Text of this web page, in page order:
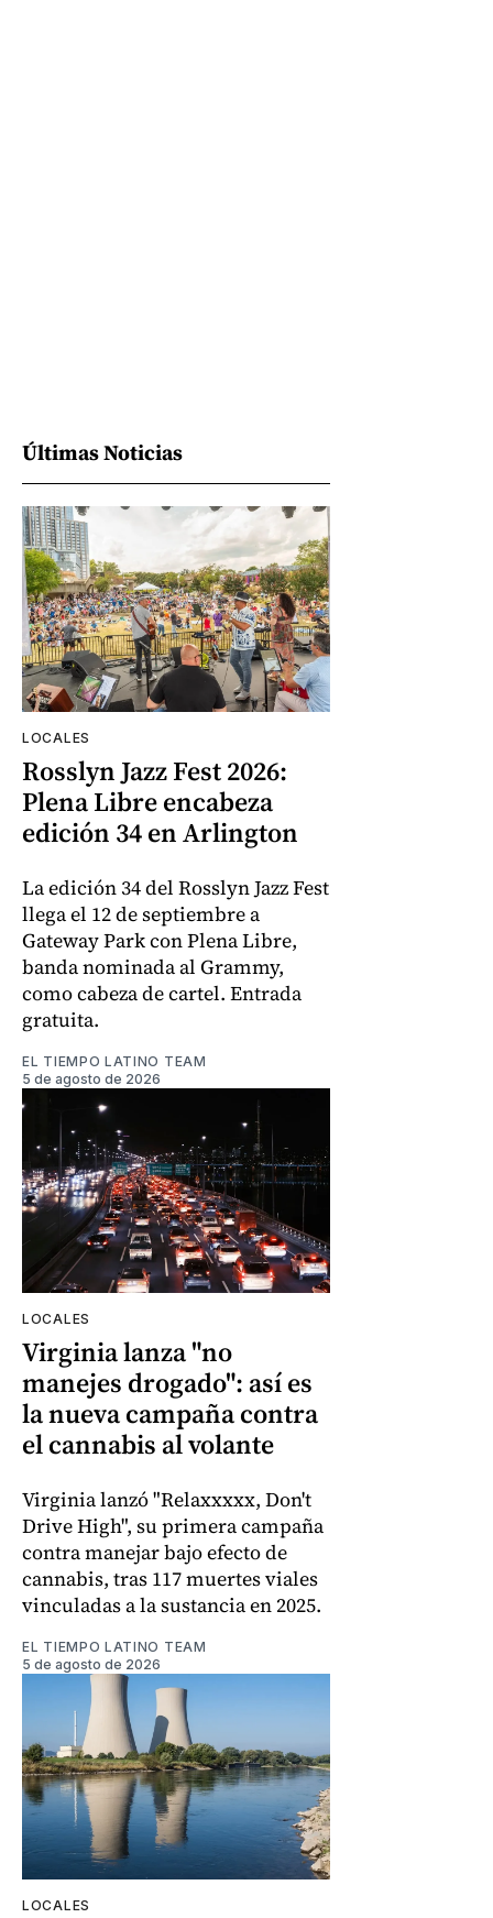
Últimas Noticias
LOCALES
Rosslyn Jazz Fest 2026:
Plena Libre encabeza
edición 34 en Arlington
La edición 34 del Rosslyn Jazz Fest
llega el 12 de septiembre a
Gateway Park con Plena Libre,
banda nominada al Grammy,
como cabeza de cartel. Entrada
gratuita.
EL TIEMPO LATINO TEAM
5 de agosto de 2026
LOCALES
Virginia lanza "no
manejes drogado": así es
la nueva campaña contra
el cannabis al volante
Virginia lanzó "Relaxxxxx, Don't
Drive High", su primera campaña
contra manejar bajo efecto de
cannabis, tras 117 muertes viales
vinculadas a la sustancia en 2025.
EL TIEMPO LATINO TEAM
5 de agosto de 2026
LOCALES